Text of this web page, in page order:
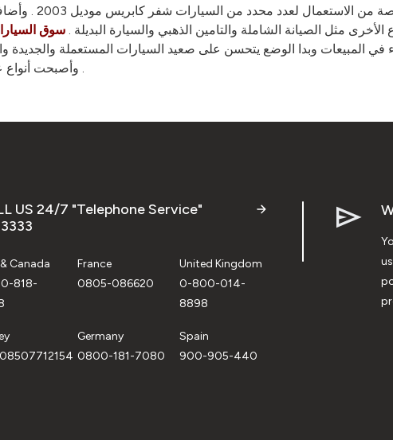
إلى الياء مع
الأخرى مثل الصيانة الشاملة والتامين الذهبي والسيارة البديلة . سوق
وبدا الوضع يتحسن على صعيد السيارات المستعملة والجديدة
وأصبحت أنواع عديدة منها تجمع بين مميزات السيارات الصالون والدفع الرباعي في ان واحد .
US 24/7 "Telephone Service"
Canada
818-
France
0805-086620
United Kingdom
0-800-014-
8898
Germany
0800-181-7080
Spain
900-905-440